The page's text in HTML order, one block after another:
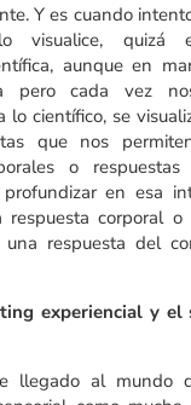
Y es cuando
visualice, quizá
aunque en
pero cada vez
lo científico, se
que nos
o
en esa
respuesta corporal
respuesta del
experiencial y el
llegado al mundo